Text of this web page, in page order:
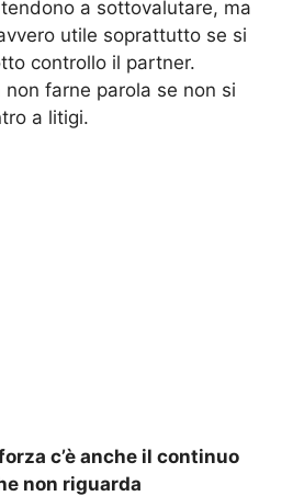
a sottovalutare, ma
utile soprattutto se si
controllo il partner.
farne parola se non si
a litigi.
c’è anche il continuo
non riguarda